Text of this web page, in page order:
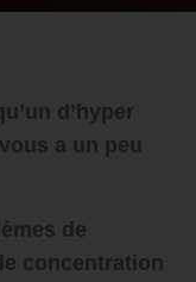
d’hyper
a un peu
de
concentration